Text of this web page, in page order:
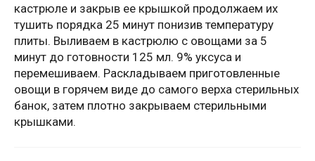
кастрюле и закрыв ее крышкой продолжаем их
тушить порядка 25 минут понизив температуру
плиты. Выливаем в кастрюлю с овощами за 5
минут до готовности 125 мл. 9% уксуса и
перемешиваем. Раскладываем приготовленные
овощи в горячем виде до самого верха стерильных
банок, затем плотно закрываем стерильными
крышками.